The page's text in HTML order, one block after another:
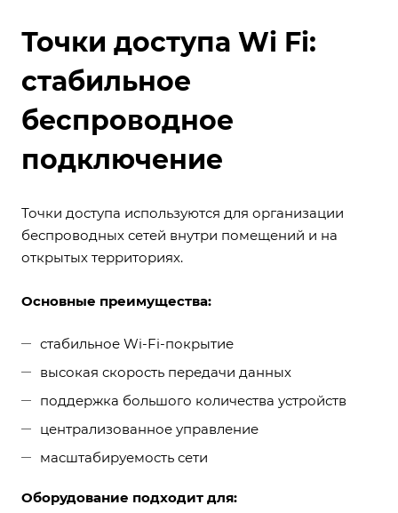
Точки доступа Wi Fi:
стабильное
беспроводное
подключение
Точки доступа используются для организации
беспроводных сетей внутри помещений и на
открытых территориях.
Основные преимущества:
стабильное Wi-Fi-покрытие
высокая скорость передачи данных
поддержка большого количества устройств
централизованное управление
масштабируемость сети
Оборудование подходит для: